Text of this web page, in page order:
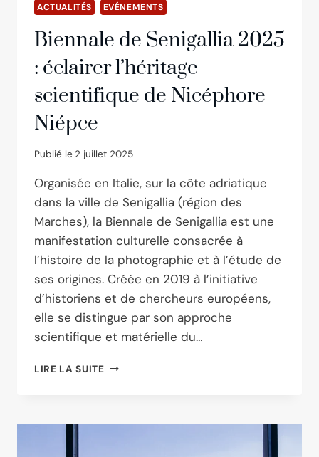
ACTUALITÉS EVÉNEMENTS
Biennale de Senigallia 2025
: éclairer l’héritage
scientifique de Nicéphore
Niépce
Publié le 2 juillet 2025
Organisée en Italie, sur la côte adriatique
dans la ville de Senigallia (région des
Marches), la Biennale de Senigallia est une
manifestation culturelle consacrée à
l’histoire de la photographie et à l’étude de
ses origines. Créée en 2019 à l’initiative
d’historiens et de chercheurs européens,
elle se distingue par son approche
scientifique et matérielle du…
LIRE LA SUITEBIENNALE
: